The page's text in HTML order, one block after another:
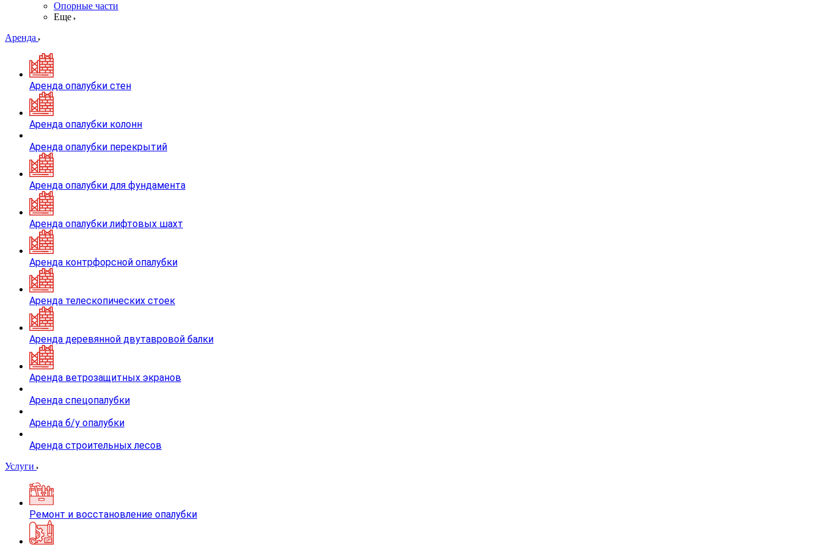
Опорные части
Еще
Аренда
Аренда опалубки стен
Аренда опалубки колонн
Аренда опалубки перекрытий
Аренда опалубки для фундамента
Аренда опалубки лифтовых шахт
Аренда контрфорсной опалубки
Аренда телескопических стоек
Аренда деревянной двутавровой балки
Аренда ветрозащитных экранов
Аренда спецопалубки
Аренда б/у опалубки
Аренда строительных лесов
Услуги
Ремонт и восстановление опалубки